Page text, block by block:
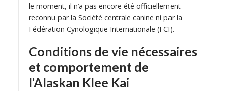
le moment, il n’a pas encore été officiellement
reconnu par la Société centrale canine ni par la
Fédération Cynologique Internationale (FCI).
Conditions de vie nécessaires
et comportement de
l’Alaskan Klee Kai